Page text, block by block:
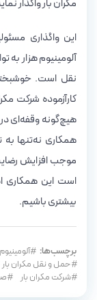
مکران بار واگذار
این واگذاری
آلومینیوم هزار به
نقل است.
کارآزموده شرکت
هیچ‌گونه وقفه‌ای
همکاری نه‌تنها
موجب افزایش
است این همکاری
بیشتری باشیم.
برچسب‌ها:
حمل و نقل مکران بار
شرکت مکران بار